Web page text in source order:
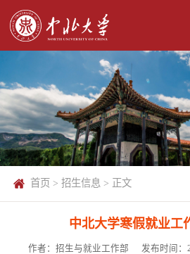
首页 >招生信息 > 正文
中北大学寒假就业工
作者：招生与就业工作部 发布时间：